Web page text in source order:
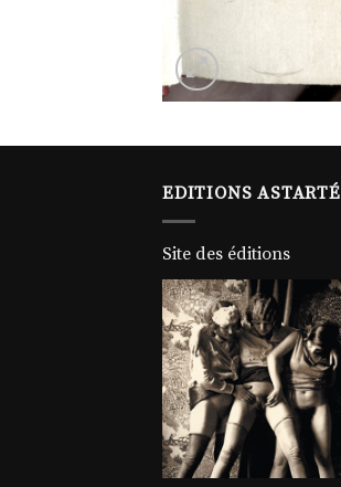
EDITIONS ASTARTÉ
Site des éditions